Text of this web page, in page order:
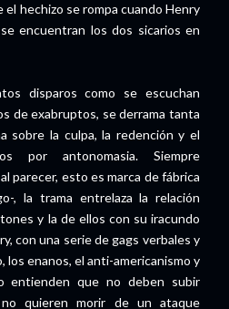
hechizo se rompa cuando Henry
encuentran los dos sicarios en
disparos como se escuchan
de exabruptos, se derrama tanta
sobre la culpa, la redención y el
por antonomasia. Siempre
parecer, esto es marca de fábrica
, la trama entrelaza la relación
y la de ellos con su iracundo
con una serie de gags verbales y
los enanos, el anti-americanismo y
entienden que no deben subir
quieren morir de un ataque